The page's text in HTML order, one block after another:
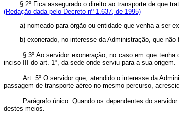
§ 2º Fica assegurado o direito ao transporte de que
(Redação dada pelo Decreto nº 1.637, de 1995)
a) nomeado para órgão ou entidade que venha a ser
b) exonerado, no interesse da Administração, que não
§ 3º Ao servidor exoneração, no caso em que
inciso III do art. 1º, da sede onde serviu para a sua origem.
Art. 5º O servidor que, atendido o interesse da
passagem de transporte aéreo no mesmo percurso,
Parágrafo único. Quando os dependentes do
destes meios.